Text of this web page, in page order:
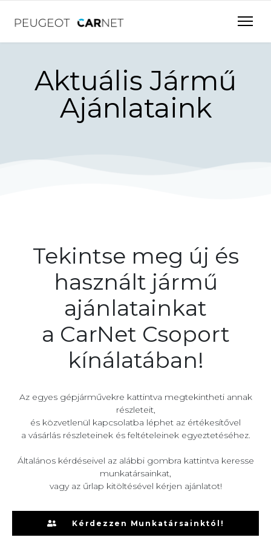
Aktuális Jármű
Ajánlataink
Tekintse meg új és
használt jármű
ajánlatainkat
a CarNet Csoport
kínálatában!
Az egyes gépjárművekre kattintva megtekintheti annak
részleteit,
és közvetlenül kapcsolatba léphet az értékesítővel
a vásárlás részleteinek és feltételeinek egyeztetéséhez.
Általános kérdéseivel az alábbi gombra kattintva keresse
munkatársainkat,
vagy az űrlap kitöltésével kérjen ajánlatot!
Kérdezzen Munkatársainktól!